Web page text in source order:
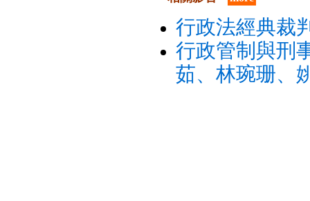
行政法經典裁
行政管制與刑
茹、林琬珊、